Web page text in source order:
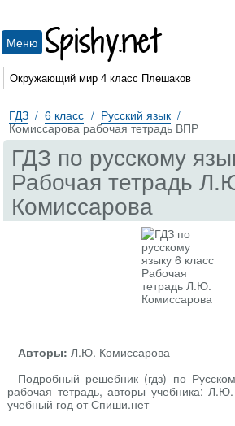
Меню Spishy.net
ГДЗ 6 класс
Русский язык
Комиссарова рабочая тетрадь ВПР
ГДЗ по русскому
Рабочая тетрадь
Комиссарова
Авторы: Л.Ю. Комиссарова
Подробный решебник (гдз) по
рабочая тетрадь, авторы учебника:
учебный год от Спиши.нет